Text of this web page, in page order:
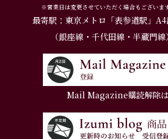
※営業日は変更させていただく場合もございま
最寄駅：東京メトロ「表参道駅」
（銀座線・千代田線・半蔵門
Mail Magazine購読解除は